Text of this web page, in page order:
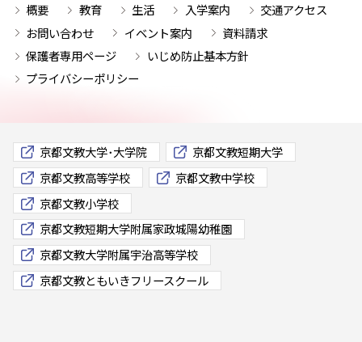
概要 教育 生活 入学案内
交通アクセス
お問い合わせ
イベント案内
資料請求
保護者専用ページ
いじめ防止基本方針
プライバシーポリシー
京都文教大学･大学院
京都文教短期大学
京都文教高等学校
京都文教中学校
京都文教小学校
京都文教短期大学附属家政城陽幼稚園
京都文教大学附属宇治高等学校
京都文教ともいきフリースクール